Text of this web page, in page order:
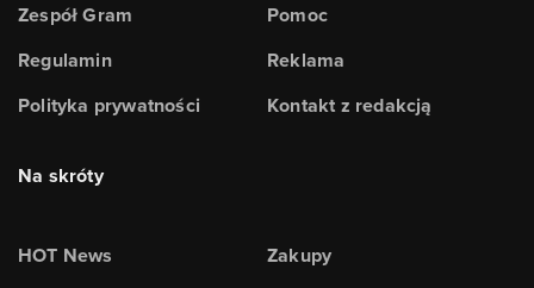
Zespół Gram
Regulamin
Polityka prywatności
Pomoc
Reklama
Kontakt z redakcją
Na skróty
HOT News
Zakupy